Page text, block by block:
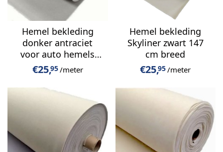
Hemel bekleding
donker antraciet
voor auto hemels
140 cm breed
€25,95/meter
Hemel bekleding
Skyliner zwart 147
cm breed
€25,95/meter